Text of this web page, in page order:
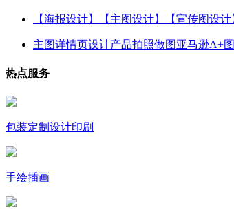
【海报设计】【主图设计】【宣传图设
主图详情页设计产品拍照做图亚马逊A+
热点服务
包装定制设计印刷
手绘插画